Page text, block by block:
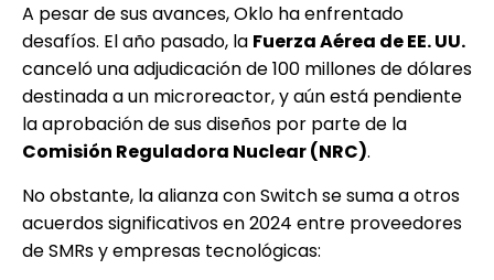
A pesar de sus avances, Oklo ha enfrentado
desafíos. El año pasado, la Fuerza Aérea de EE. UU.
canceló una adjudicación de 100 millones de dólares
destinada a un microreactor, y aún está pendiente
la aprobación de sus diseños por parte de la
Comisión Reguladora Nuclear (NRC).
No obstante, la alianza con Switch se suma a otros
acuerdos significativos en 2024 entre proveedores
de SMRs y empresas tecnológicas: